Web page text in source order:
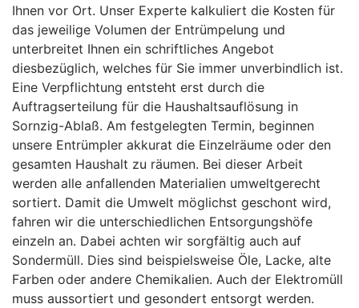
Ihnen vor Ort. Unser Experte kalkuliert die Kosten für
das jeweilige Volumen der Entrümpelung und
unterbreitet Ihnen ein schriftliches Angebot
diesbezüglich, welches für Sie immer unverbindlich ist.
Eine Verpflichtung entsteht erst durch die
Auftragserteilung für die Haushaltsauflösung in
Sornzig-Ablaß. Am festgelegten Termin, beginnen
unsere Entrümpler akkurat die Einzelräume oder den
gesamten Haushalt zu räumen. Bei dieser Arbeit
werden alle anfallenden Materialien umweltgerecht
sortiert. Damit die Umwelt möglichst geschont wird,
fahren wir die unterschiedlichen Entsorgungshöfe
einzeln an. Dabei achten wir sorgfältig auch auf
Sondermüll. Dies sind beispielsweise Öle, Lacke, alte
Farben oder andere Chemikalien. Auch der Elektromüll
muss aussortiert und gesondert entsorgt werden.